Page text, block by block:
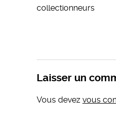
collectionneurs
Laisser un
Vous devez vous